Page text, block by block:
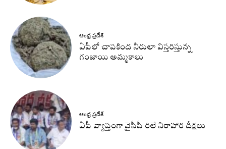
ఆంధ్ర ప్రదేశ్
ఏపీలో చాపకింద నీరులా విస్తరిస్తున్న
గంజాయి అమ్మకాలు
ఆంధ్ర ప్రదేశ్
ఏపీ వ్యాప్తంగా వైసీపీ రిలే నిరాహార దీక్షలు